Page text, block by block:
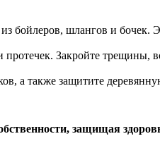
бойлеров, шлангов и бочек.
Закройте трещины,
а также защитите
защищая